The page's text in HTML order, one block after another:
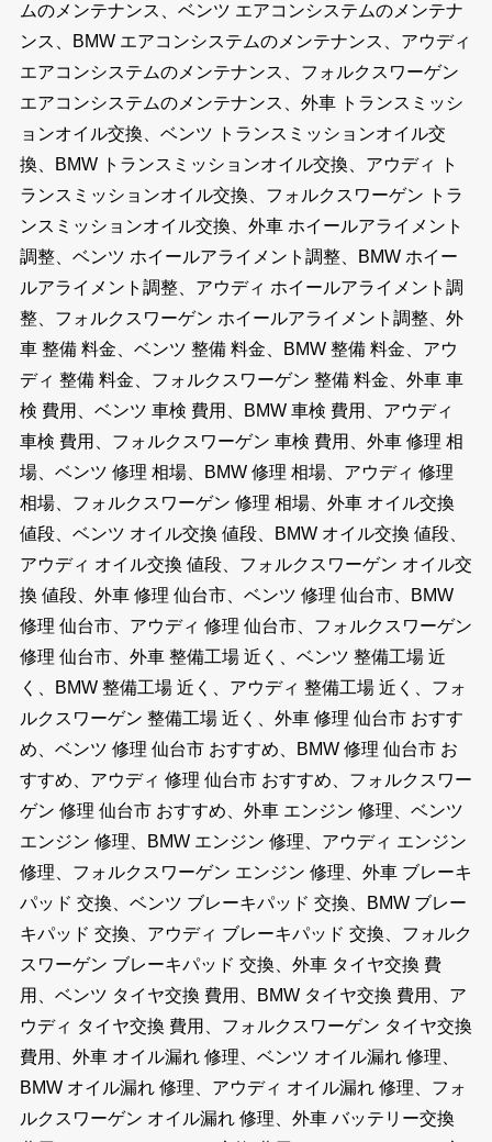
ムのメンテナンス、ベンツ エアコンシステムのメンテナ
ンス、BMW エアコンシステムのメンテナンス、アウディ
エアコンシステムのメンテナンス、フォルクスワーゲン
エアコンシステムのメンテナンス、外車 トランスミッシ
ョンオイル交換、ベンツ トランスミッションオイル交
換、BMW トランスミッションオイル交換、アウディ ト
ランスミッションオイル交換、フォルクスワーゲン トラ
ンスミッションオイル交換、外車 ホイールアライメント
調整、ベンツ ホイールアライメント調整、BMW ホイー
ルアライメント調整、アウディ ホイールアライメント調
整、フォルクスワーゲン ホイールアライメント調整、外
車 整備 料金、ベンツ 整備 料金、BMW 整備 料金、アウ
ディ 整備 料金、フォルクスワーゲン 整備 料金、外車 車
検 費用、ベンツ 車検 費用、BMW 車検 費用、アウディ
車検 費用、フォルクスワーゲン 車検 費用、外車 修理 相
場、ベンツ 修理 相場、BMW 修理 相場、アウディ 修理
相場、フォルクスワーゲン 修理 相場、外車 オイル交換
値段、ベンツ オイル交換 値段、BMW オイル交換 値段、
アウディ オイル交換 値段、フォルクスワーゲン オイル交
換 値段、外車 修理 仙台市、ベンツ 修理 仙台市、BMW
修理 仙台市、アウディ 修理 仙台市、フォルクスワーゲン
修理 仙台市、外車 整備工場 近く、ベンツ 整備工場 近
く、BMW 整備工場 近く、アウディ 整備工場 近く、フォ
ルクスワーゲン 整備工場 近く、外車 修理 仙台市 おすす
め、ベンツ 修理 仙台市 おすすめ、BMW 修理 仙台市 お
すすめ、アウディ 修理 仙台市 おすすめ、フォルクスワー
ゲン 修理 仙台市 おすすめ、外車 エンジン 修理、ベンツ
エンジン 修理、BMW エンジン 修理、アウディ エンジン
修理、フォルクスワーゲン エンジン 修理、外車 ブレーキ
パッド 交換、ベンツ ブレーキパッド 交換、BMW ブレー
キパッド 交換、アウディ ブレーキパッド 交換、フォルク
スワーゲン ブレーキパッド 交換、外車 タイヤ交換 費
用、ベンツ タイヤ交換 費用、BMW タイヤ交換 費用、ア
ウディ タイヤ交換 費用、フォルクスワーゲン タイヤ交換
費用、外車 オイル漏れ 修理、ベンツ オイル漏れ 修理、
BMW オイル漏れ 修理、アウディ オイル漏れ 修理、フォ
ルクスワーゲン オイル漏れ 修理、外車 バッテリー交換